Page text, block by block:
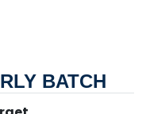
BATCH